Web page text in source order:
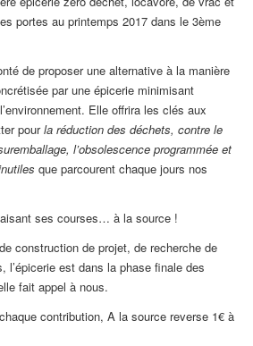
portes au printemps 2017 dans le 3ème
de proposer une alternative à la manière
par une épicerie minimisant
Elle offrira les clés aux
pourla réduction des déchets, contre le
l’obsolescence programmée et
que parcourent chaque jours nos
ses courses… à la source !
construction de projet, de recherche de
l’épicerie est dans la phase finale des
fait appel à nous.
contribution, A la source reverse 1€ à